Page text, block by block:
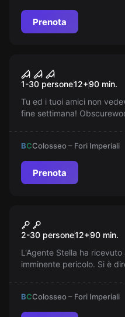
Prenota
Quella Casa
1-30 persone12+90 min.
Tu ed i tuoi amici non
fine settimana!
BCColosseo – Fori Imperiali
Prenota
Chi Ha
Online
2-30 persone12+90 min.
L'Agente Stella ha
imminente pericolo. Si è
BCColosseo – Fori Imperiali